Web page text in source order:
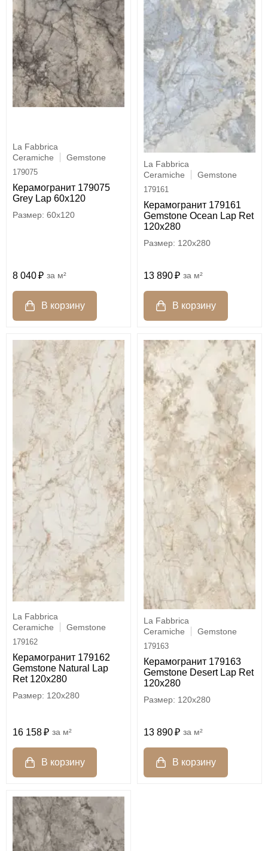
La Fabbrica
Ceramiche
Gemstone
179075
Керамогранит 179075
Grey Lap 60x120
60x120
8 040 м²
La Fabbrica
Ceramiche
Gemstone
179161
Керамогранит 179161
Gemstone Ocean Lap Ret
120х280
120x280
13 890 м²
La Fabbrica
Ceramiche
Gemstone
179162
Керамогранит 179162
Gemstone Natural Lap
Ret 120х280
120x280
16 158 м²
La Fabbrica
Ceramiche
Gemstone
179163
Керамогранит 179163
Gemstone Desert Lap Ret
120х280
120x280
13 890 м²